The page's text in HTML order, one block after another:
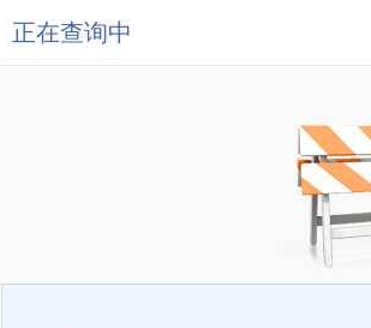
正在查询中